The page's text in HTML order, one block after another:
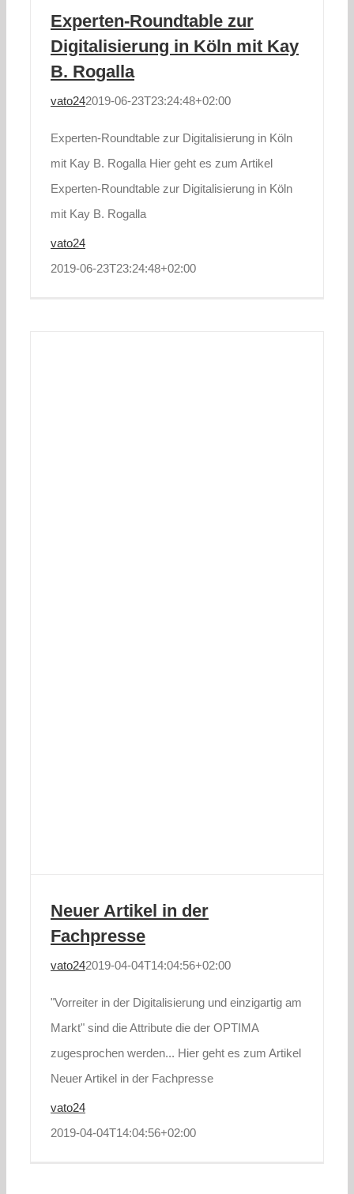
Experten-Roundtable zur
Digitalisierung in Köln mit Kay
B. Rogalla
vato242019-06-23T23:24:48+02:00
Experten-Roundtable zur Digitalisierung in Köln
mit Kay B. Rogalla Hier geht es zum Artikel
Experten-Roundtable zur Digitalisierung in Köln
mit Kay B. Rogalla
vato24
2019-06-23T23:24:48+02:00
Neuer Artikel in der
Fachpresse
vato242019-04-04T14:04:56+02:00
"Vorreiter in der Digitalisierung und einzigartig am
Markt" sind die Attribute die der OPTIMA
zugesprochen werden... Hier geht es zum Artikel
Neuer Artikel in der Fachpresse
vato24
2019-04-04T14:04:56+02:00